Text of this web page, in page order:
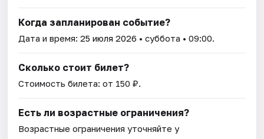
Когда запланирован событие?
Дата и время:25 июля 2026 • суббота • 09:00.
Сколько стоит билет?
Стоимость билета: от 150 ₽.
Есть ли возрастные ограничения?
Возрастные ограничения уточняйте у